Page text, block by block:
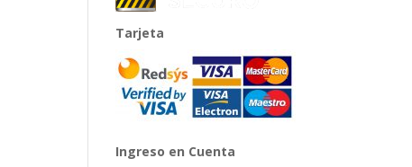
Tarjeta
Ingreso en Cuenta